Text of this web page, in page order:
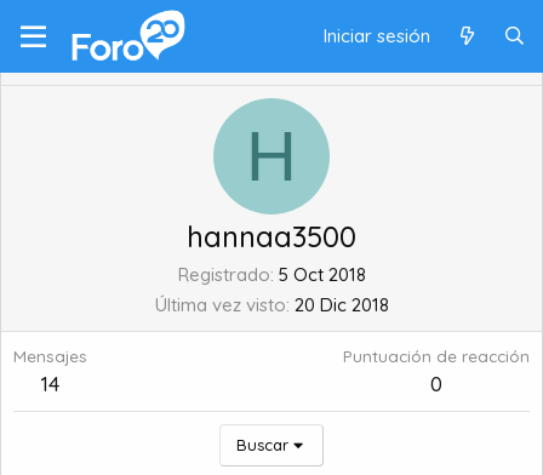
Iniciar sesión
H
hannaa3500
Registrado 5 Oct 2018
Última vez visto 20 Dic 2018
Mensajes
14
Puntuación de reacción
0
Buscar